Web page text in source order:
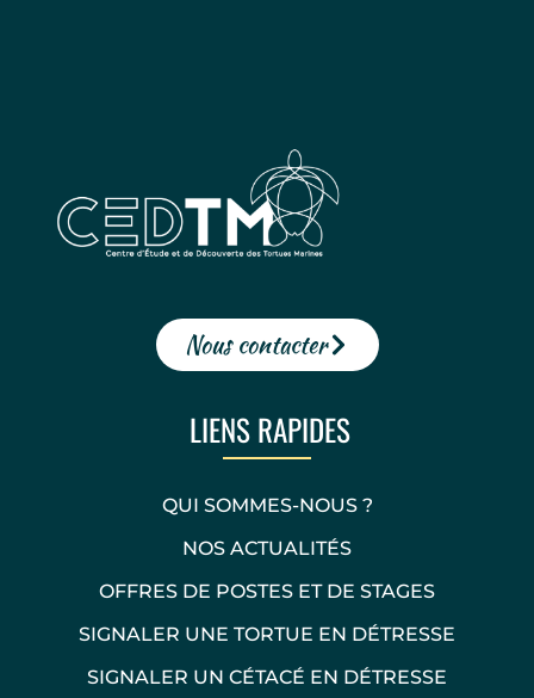
Nous contacter
LIENS RAPIDES
QUI SOMMES-NOUS ?
NOS ACTUALITÉS
OFFRES DE POSTES ET DE STAGES
SIGNALER UNE TORTUE EN DÉTRESSE
SIGNALER UN CÉTACÉ EN DÉTRESSE